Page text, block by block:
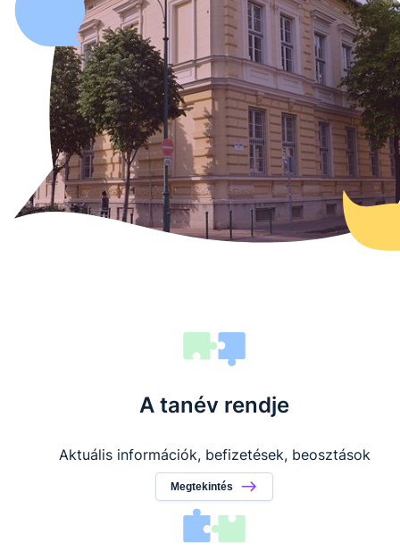
A tanév rendje
Aktuális információk, befizetések, beosztások
Megtekintés